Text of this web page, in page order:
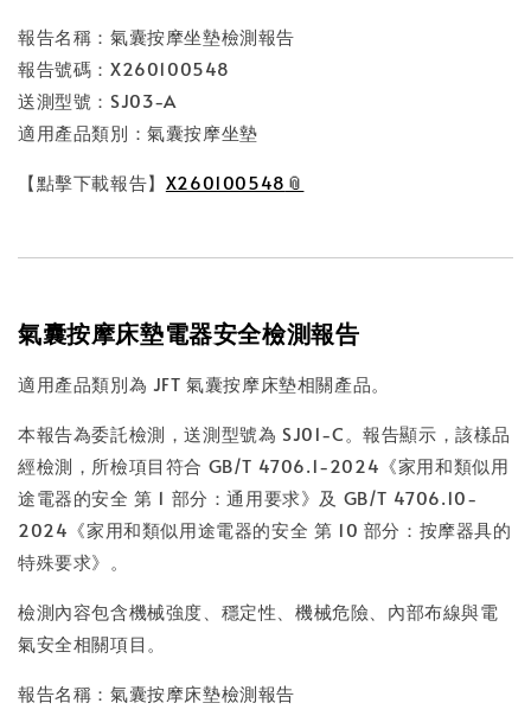
報告名稱：氣囊按摩坐墊檢測報告
報告號碼：X260100548
送測型號：SJ03-A
適用產品類別：氣囊按摩坐墊
【點擊下載報告】 X260100548
氣囊按摩床墊電器安全檢測報告
適用產品類別為 JFT 氣囊按摩床墊相關產品。
本報告為委託檢測，送測型號為 SJ01-C。報告顯示，該樣品
經檢測，所檢項目符合 GB/T 4706.1-2024《家用和類似用
途電器的安全 第 1 部分：通用要求》及 GB/T 4706.10-
2024《家用和類似用途電器的安全 第 10 部分：按摩器具的
特殊要求》。
檢測內容包含機械強度、穩定性、機械危險、內部布線與電
氣安全相關項目。
報告名稱：氣囊按摩床墊檢測報告